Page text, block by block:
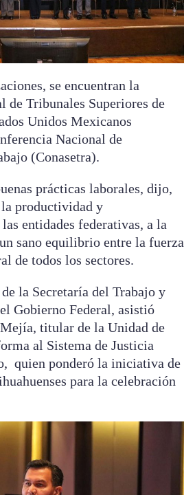
se encuentran la
de Tribunales Superiores de
Unidos Mexicanos
Nacional de
(Conasetra).
prácticas laborales, dijo,
productividad y
entidades federativas, a la
sano equilibrio entre la fuerza
de todos los sectores.
la Secretaría del Trabajo y
Gobierno Federal, asistió
titular de la Unidad de
al Sistema de Justicia
quien ponderó la iniciativa de
para la celebración